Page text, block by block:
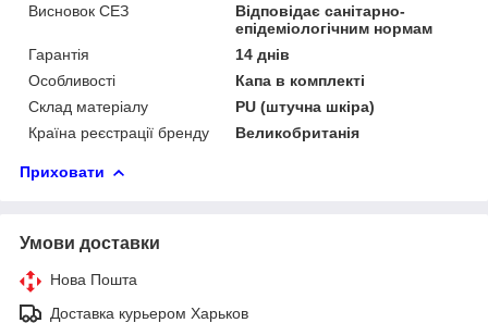
Висновок СЕЗ
Відповідає санітарно-
епідеміологічним нормам
Гарантія
14 днів
Особливості
Капа в комплекті
Склад матеріалу
PU (штучна шкіра)
Країна реєстрації бренду
Великобританія
Приховати
Умови доставки
Нова Пошта
Доставка курьером Харьков